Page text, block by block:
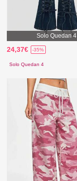
Solo Quedan 4
24,37€ -35%
Solo Quedan 4